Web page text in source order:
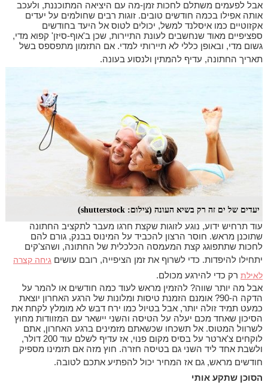
אבל לפעמים משתלם לחכות זמן-מה עם היציאה המתוכננת, ולעכב
אותה אפילו בכמה חודשים טובים. זוגות רבים שחולמים על יעדים
אקזוטיים כמו איסלנד למשל, יכולים לטוס אל היעד בחודשים
ספציפיים מאוד שנחשבים לעונת התיירות, שכן ב'אוף-סיזן' קפוא מדי,
גשום מדי, ובאופן כללי לא תיירותי למדי. אם התזמון מתפספס בשל
תאריך החתונה, עדיף להמתין ולנסוע בעונה.
יעדים של ים זה רק בשיא העונה (צילום: shutterstock)
עוד תרחיש ידוע, נוגע לזוגות שקצת חרגו מעבר לתקציב החתונה
שתוכנן מראש. חוסר הרצון להכביד על המינוס בבנק, גורם להם
לחכות שתתפוגג קצת המעמסה הכלכלית של החתונה, ושהצ'קים
יתחילו להיפדות. כדי לשרוף את זמן הציפייה, רובם עושים גיחה קצרה
לאילתרק כדי להירגע מכולם.
אבל מה יותר שווה? להזמין מראש לעוד כמה חודשים או להמר על
הדקה ה-90? אומנם הזמנת טיסות ומלונות של הרגע האחרון יוצאת
כמעט תמיד זולה יותר, אבל בטיול כמו ירח דבש לא מומלץ לקחת את
הסיכון שאחד מכם יעלה על הטיסה והשני יישאר עם המזוודות מחוץ
לשרוול המטוס. אל תשכחו שכשאתם מזמינים ברגע האחרון, אתם
לוקחים צ'ארטר על בסיס מקום פנוי, אז עדיף לשלם עוד 200 דולר,
ולשבת אחד ליד השני גם בטיסה חזרה. חוץ מזה אם תזמינו מספיק
חודשים מראש, גם אז המחיר יכול להפתיע אתכם לטובה.
הסוכן שתקע אותי